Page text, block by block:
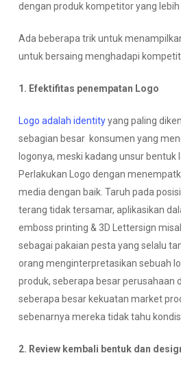
dengan produk kompetitor yang lebih
Ada beberapa trik untuk
untuk bersaing menghadapi
1. Efektifitas penempatan Logo
Logo adalah identityyang paling
sebagian besar konsumen yang
logonya, meski kadang unsur bentuk
Perlakukan Logo dengan
media dengan baik. Taruh pada
terang tidak tersamar, aplikasikan
emboss printing & 3D Lettersign
sebagai pakaian pesta yang selalu
orang menginterpretasikan sebuah
produk, seberapa besar perusahaan
seberapa besar kekuatan market
sebenarnya mereka tidak tahu
2. Review kembali bentuk dan